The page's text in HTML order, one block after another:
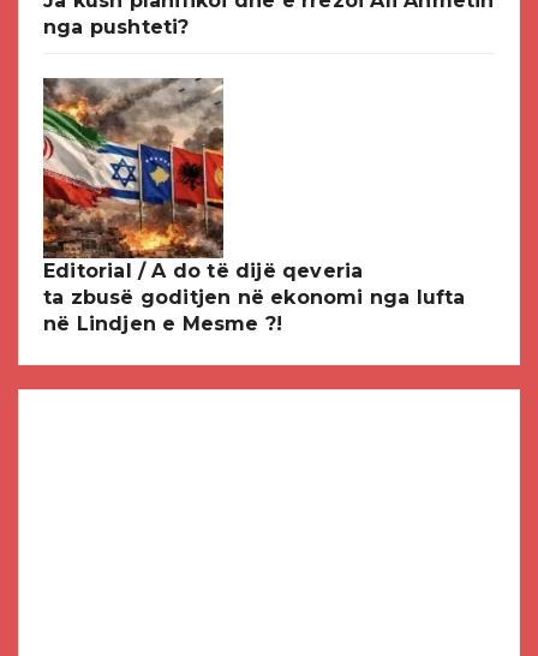
nga pushteti?
Editorial / A do të dijë qeveria
ta zbusë goditjen në ekonomi nga lufta
në Lindjen e Mesme ?!